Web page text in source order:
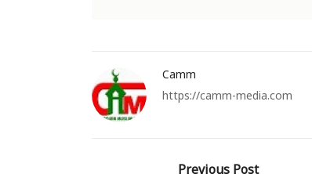
Camm
https://camm-media.com
Previous Post